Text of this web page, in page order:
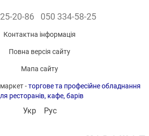
20-86 050 334-58-25
Контактна інформація
Повна версія сайту
Мапа сайту
-торгове та професійне обладнання
ресторанів, кафе, барів
Укр Рус